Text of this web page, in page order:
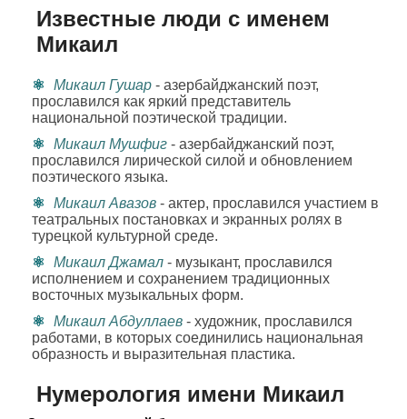
Известные люди с именем
Микаил
Микаил Гушар - азербайджанский поэт,
прославился как яркий представитель
национальной поэтической традиции.
Микаил Мушфиг - азербайджанский поэт,
прославился лирической силой и обновлением
поэтического языка.
Микаил Авазов - актер, прославился участием в
театральных постановках и экранных ролях в
турецкой культурной среде.
Микаил Джамал - музыкант, прославился
исполнением и сохранением традиционных
восточных музыкальных форм.
Микаил Абдуллаев - художник, прославился
работами, в которых соединились национальная
образность и выразительная пластика.
Нумерология имени Микаил